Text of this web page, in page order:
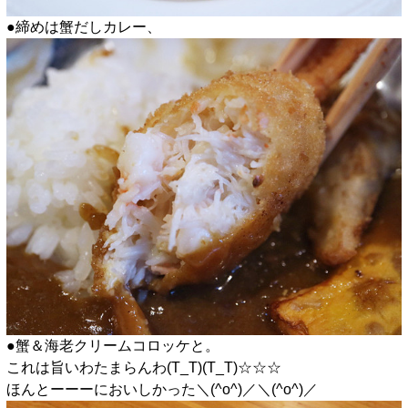
●締めは蟹だしカレー、
●蟹＆海老クリームコロッケと。
これは旨いわたまらんわ(T_T)(T_T)☆☆☆
ほんとーーーにおいしかった＼(^o^)／＼(^o^)／